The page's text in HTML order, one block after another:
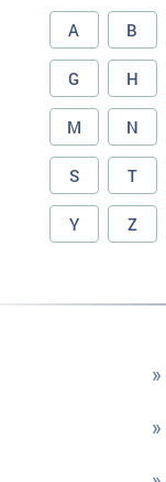
A B
G H
M N
S T
Y Z